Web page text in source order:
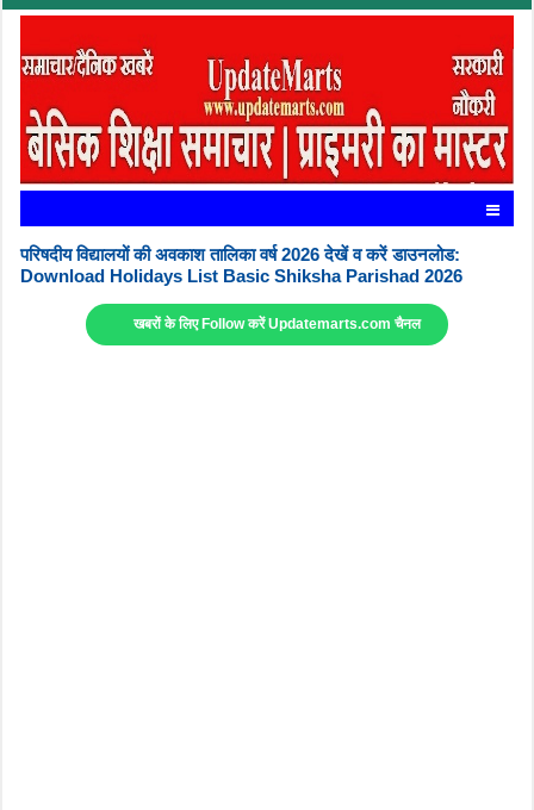
परिषदीय विद्यालयों की अवकाश तालिका वर्ष 2026 देखें व करें डाउनलोड:
Download Holidays List Basic Shiksha Parishad 2026
खबरों के लिए Follow करें Updatemarts.com चैनल